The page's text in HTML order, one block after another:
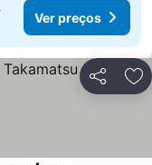
Ver preços
Partilhar